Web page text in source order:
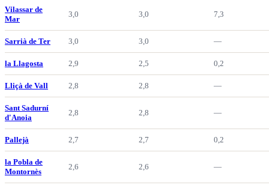
Vilassar de
Mar
3,0 3,0 7,3
Sarrià de Ter 3,0 3,0 —
la Llagosta 2,9 2,5 0,2
Lliçà de Vall 2,8 2,8 —
Sant Sadurní
d'Anoia
2,8 2,8 —
Pallejà 2,7 2,7 0,2
la Pobla de
Montornès
2,6 2,6 —